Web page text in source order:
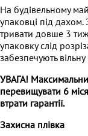
На будівельному
упаковці під
тривати довше 3
упаковку слід
забезпечують
УВАГА!
перевищувати 6
втрати гарантії.
Захисна плівка